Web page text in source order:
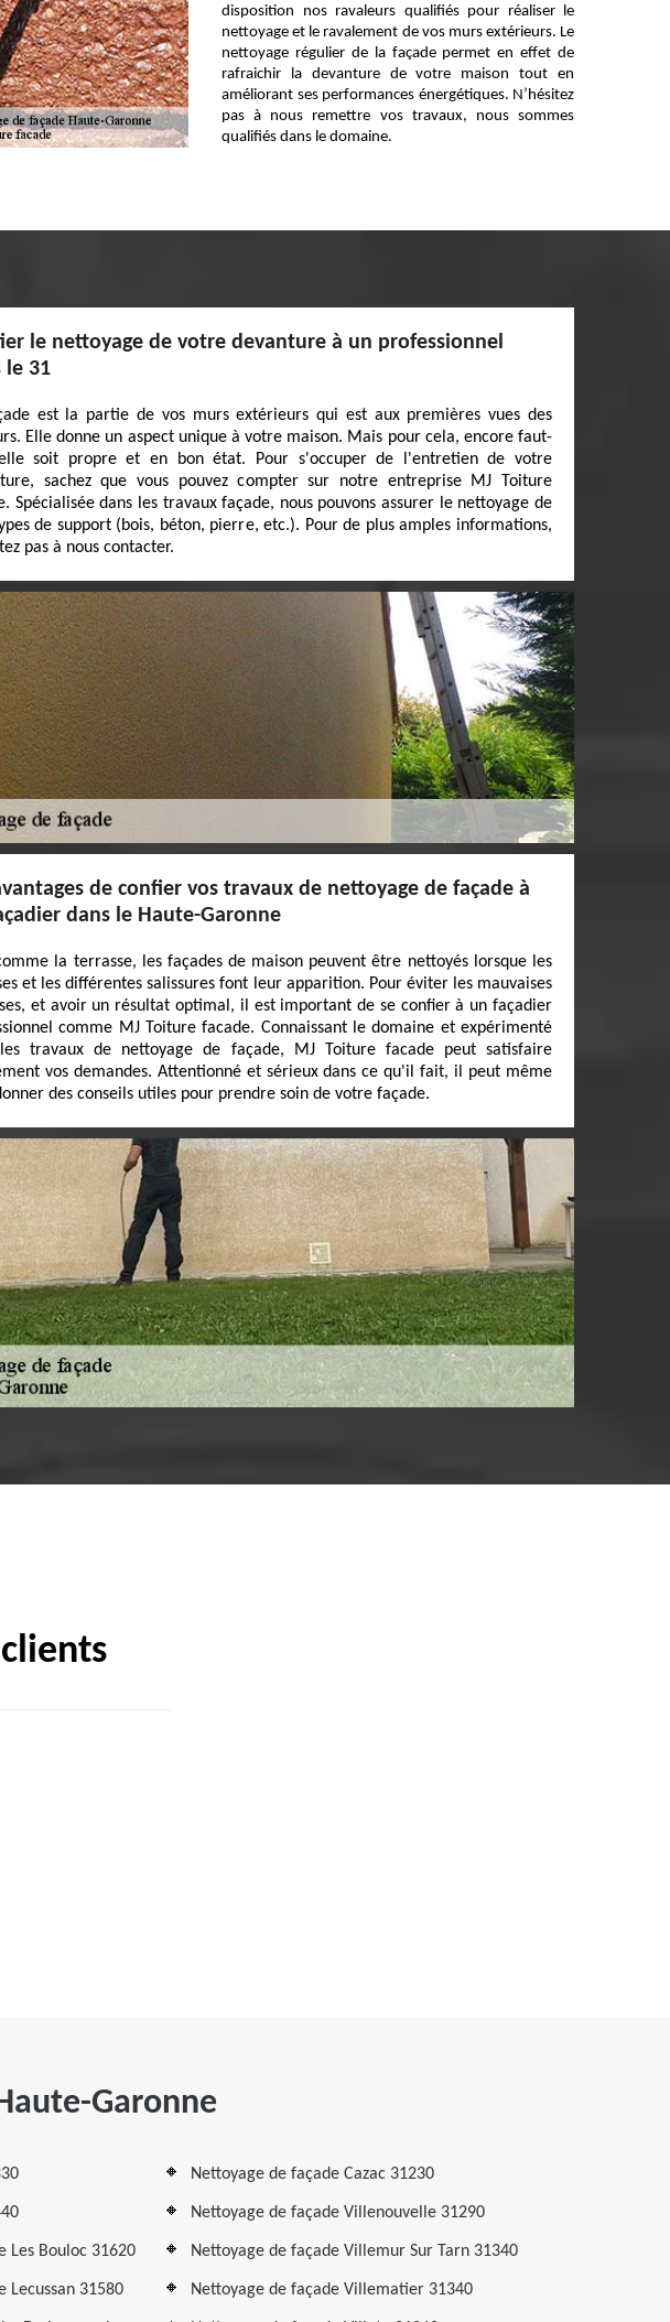
disposition nos ravaleurs qualifiés pour réaliser le
nettoyage et le ravalement de vos murs extérieurs. Le
nettoyage régulier de la façade permet en effet de
rafraichir la devanture de votre maison tout en
améliorant ses performances énergétiques. N’hésitez
pas à nous remettre vos travaux, nous sommes
qualifiés dans le domaine.
le nettoyage de votre devanture à un professionnel
le 31
est la partie de vos murs extérieurs qui est aux premières vues des
Elle donne un aspect unique à votre maison. Mais pour cela, encore faut-
soit propre et en bon état. Pour s'occuper de l'entretien de votre
sachez que vous pouvez compter sur notre entreprise MJ Toiture
Spécialisée dans les travaux façade, nous pouvons assurer le nettoyage de
de support (bois, béton, pierre, etc.). Pour de plus amples informations,
pas à nous contacter.
de confier vos travaux de nettoyage de façade à
dans le Haute-Garonne
la terrasse, les façades de maison peuvent être nettoyés lorsque les
et les différentes salissures font leur apparition. Pour éviter les mauvaises
et avoir un résultat optimal, il est important de se confier à un façadier
comme MJ Toiture facade. Connaissant le domaine et expérimenté
travaux de nettoyage de façade, MJ Toiture facade peut satisfaire
vos demandes. Attentionné et sérieux dans ce qu'il fait, il peut même
des conseils utiles pour prendre soin de votre façade.
Garonne
Nettoyage de façade Cazac 31230
Nettoyage de façade Villenouvelle 31290
Les Bouloc 31620 Nettoyage de façade Villemur Sur Tarn 31340
Lecussan 31580 Nettoyage de façade Villematier 31340